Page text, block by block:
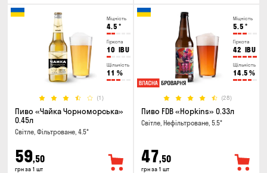
Міцність
4.5 °
Гіркота
10 IBU
Щільність
11 %
(1)
Пиво «Чайка Чорноморська»
0.45л
Світле, Фільтроване, 4.5°
59,50
грн за 1 шт
Міцність
5.5 °
Гіркота
42 IBU
Щільність
14.5 %
(28)
Пиво FDB «Hopkins» 0.33л
Світле, Нефільтроване, 5.5°
47,50
грн за 1 шт